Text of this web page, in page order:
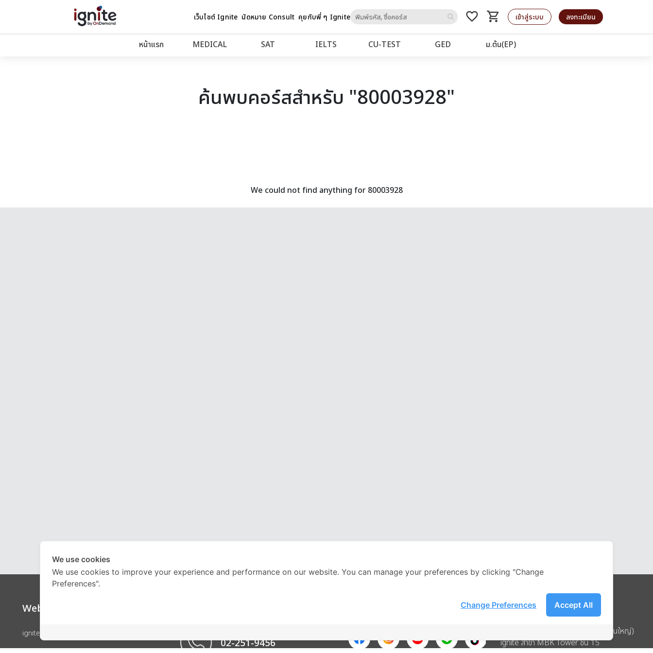
เว็บไซต์ Ignite นัดหมาย Consult คุยกับพี่ ๆ Igniteto
favorite_border shopping_cart
รถเข็น เข้าสู่ระบบ ลงทะเบียน
หน้าแรก MEDICAL SAT IELTS CU‑TEST GED ม.ต้น(EP)
ค้นพบคอร์สสำหรับ "80003928"
We could not find anything for 80003928
Website
ignite by OnDemand
02-251-9456
Address
บริษัท อิกไนท์ เอ สตาร์ จำกัด (สำนักงานใหญ่)
ignite สาขา MBK Tower ชั้น 15
We use cookies
We use cookies to improve your experience and performance on our website. You can manage your preferences by clicking "Change
Preferences".
Accept All
Change Preferences